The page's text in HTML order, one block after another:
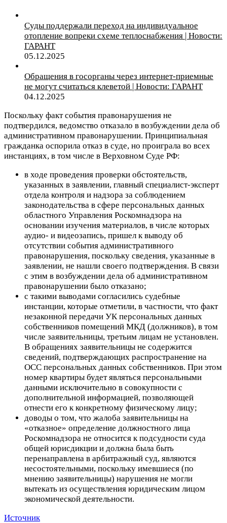
Суды поддержали переход на индивидуальное
отопление вопреки схеме теплоснабжения | Новости:
ГАРАНТ
05.12.2025
Обращения в госорганы через интернет-приемные
не могут считаться клеветой | Новости: ГАРАНТ
04.12.2025
Поскольку факт события правонарушения не
подтвердился, ведомство отказало в возбуждении дела об
административном правонарушении. Принципиальная
гражданка оспорила отказ в суде, но проиграла во всех
инстанциях, в том числе в Верховном Суде РФ:
в ходе проведения проверки обстоятельств,
указанных в заявлении, главный специалист-эксперт
отдела контроля и надзора за соблюдением
законодательства в сфере персональных данных
областного Управления Роскомнадзора на
основании изучения материалов, в числе которых
аудио- и видеозапись, пришел к выводу об
отсутствии события административного
правонарушения, поскольку сведения, указанные в
заявлении, не нашли своего подтверждения. В связи
с этим в возбуждении дела об административном
правонарушении было отказано;
с такими выводами согласились судебные
инстанции, которые отметили, в частности, что факт
незаконной передачи УК персональных данных
собственников помещений МКД (должников), в том
числе заявительницы, третьим лицам не установлен.
В обращениях заявительницы не содержится
сведений, подтверждающих распространение на
ОСС персональных данных собственников. При этом
номер квартиры будет являться персональными
данными исключительно в совокупности с
дополнительной информацией, позволяющей
отнести его к конкретному физическому лицу;
доводы о том, что жалоба заявительницы на
«отказное» определение должностного лица
Роскомнадзора не относится к подсудности суда
общей юрисдикции и должна была быть
перенаправлена в арбитражный суд, являются
несостоятельными, поскольку имевшиеся (по
мнению заявительницы) нарушения не могли
вытекать из осуществления юридическим лицом
экономической деятельности.
Источник